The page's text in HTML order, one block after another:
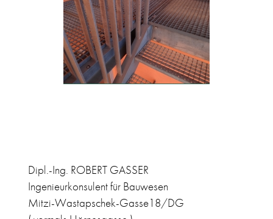
Dipl.-Ing. ROBERT GASSER
Ingenieurkonsulent für Bauwesen
Mitzi-Wastapschek-Gasse18/DG